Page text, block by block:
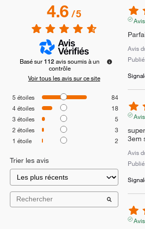
4.6/5
Basé sur 112avis soumis à un
contrôle
Voir tous les avis sur ce site
5 étoiles
84
4étoiles
18
3 étoiles
5
2 étoiles
3
1 étoile 2
Trier les avis
Avis
3em
Avis